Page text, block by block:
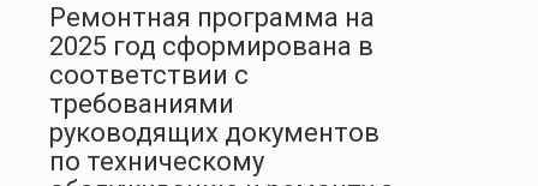
Ремонтная программа на
2025 год сформирована в
соответствии с
требованиями
руководящих документов
по техническому